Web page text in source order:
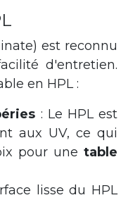
est reconnu
d'entretien.
en HPL :
: Le HPL est
aux UV, ce qui
pour une table
lisse du HPL